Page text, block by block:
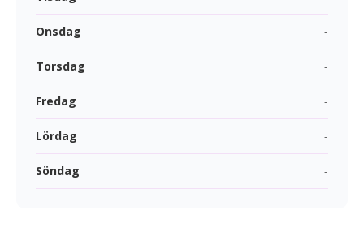
Onsdag -
Torsdag -
Fredag -
Lördag -
Söndag -